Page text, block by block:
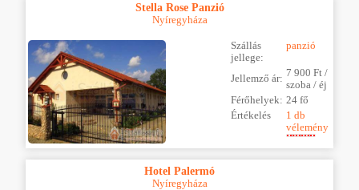
Stella Rose Panzió
Nyíregyháza
Szállás
jellege:
panzió
Jellemző ár: 7 900 Ft /
szoba / éj
Férőhelyek: 24 fő
Értékelés
1 db
vélemény
Hotel Palermó
Nyíregyháza